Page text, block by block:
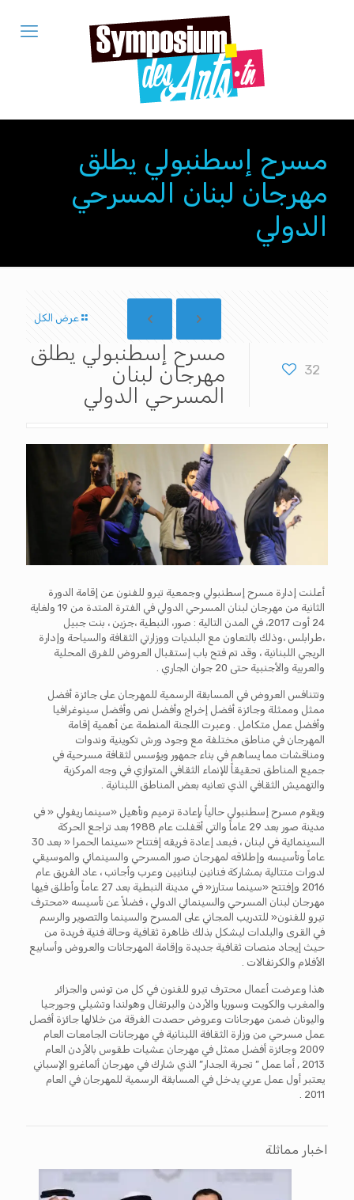
مسرح إسطنبولي يطلق
مهرجان لبنان المسرحي
الدولي
عرض الكل
32
مسرح إسطنبولي يطلق
مهرجان لبنان
المسرحي الدولي
أعلنت إدارة مسرح إسطنبولي وجمعية تيرو للفنون عن إقامة الدورة
الثانية من مهرجان لبنان المسرحي الدولي في الفترة المتدة من 19 ولغاية
24 أوت 2017، في المدن التالية : صور، النبطية ،جزين ، بنت جبيل
،طرابلس ،وذلك بالتعاون مع البلديات ووزارتي الثقافة والسياحة وإدارة
الريجي اللبنانية ، وقد تم فتح باب إستقبال العروض للفرق المحلية
والعربية والأجنبية حتى 20 جوان الجاري .
وتتنافس العروض في المسابقة الرسمية للمهرجان على جائزة أفضل
ممثل وممثلة وجائزة أفضل إخراج وأفضل نص وأفضل سينوغرافيا
وأفضل عمل متكامل . وعبرت اللجنة المنطمة عن أهمية إقامة
المهرجان في مناطق مختلفة مع وجود ورش تكوينية وندوات
ومناقشات مما يساهم في بناء جمهور ويؤسس لثقافة مسرحية في
جميع المناطق تحقيقاً للإنماء الثقافي المتوازي في وجه المركزية
والتهميش الثقافي الذي تعانيه بعض المناطق اللبنانية .
ويقوم مسرح إسطنبولي حالياً بإعادة ترميم وتأهيل «سينما ريفولي « في
مدينة صور بعد 29 عاماً والتي أقفلت عام 1988 بعد تراجع الحركة
السينمائية في لبنان ، فبعد إعادة فريقه إفتتاح «سينما الحمرا « بعد 30
عاماً وتأسيسه وإطلاقه لمهرجان صور المسرحي والسينمائي والموسيقي
لدورات متتالية بمشاركة فنانين لبنانيين وعرب وأجانب ، عاد الفريق عام
2016 وإفتتح «سينما ستارز« في مدينة النبطية بعد 27 عاماً وأطلق فيها
مهرجان لبنان المسرحي والسينمائي الدولي ، فضلاً عن تأسيسه «محترف
تيرو للفنون« للتدريب المجاني على المسرح والسينما والتصوير والرسم
في القرى والبلدات ليشكل بذلك ظاهرة ثقافية وحالة فنية فريدة من
حيث إيجاد منصات ثقافية جديدة وإقامة المهرجانات والعروض وأسابيع
الأفلام والكرنفالات .
هذا وعرضت أعمال محترف تيرو للفنون في كل من تونس والجزائر
والمغرب والكويت وسوريا والأردن والبرتغال وهولندا وتشيلي وجورجيا
واليونان ضمن مهرجانات وعروض حصدت الفرقة من خلالها جائزة أفصل
عمل مسرحي من وزارة الثقافة اللبنانية في مهرجانات الجامعات العام
2009 وجائزة أفضل ممثل في مهرجان عشيات طقوس بالأردن العام
2013 , أما عمل ” تجربة الجدار” الذي شارك في مهرجان ألماغرو الإسباني
يعتبر أول عمل عربي يدخل في المسابقة الرسمية للمهرجان في العام
2011 .
اخبار مماثلة